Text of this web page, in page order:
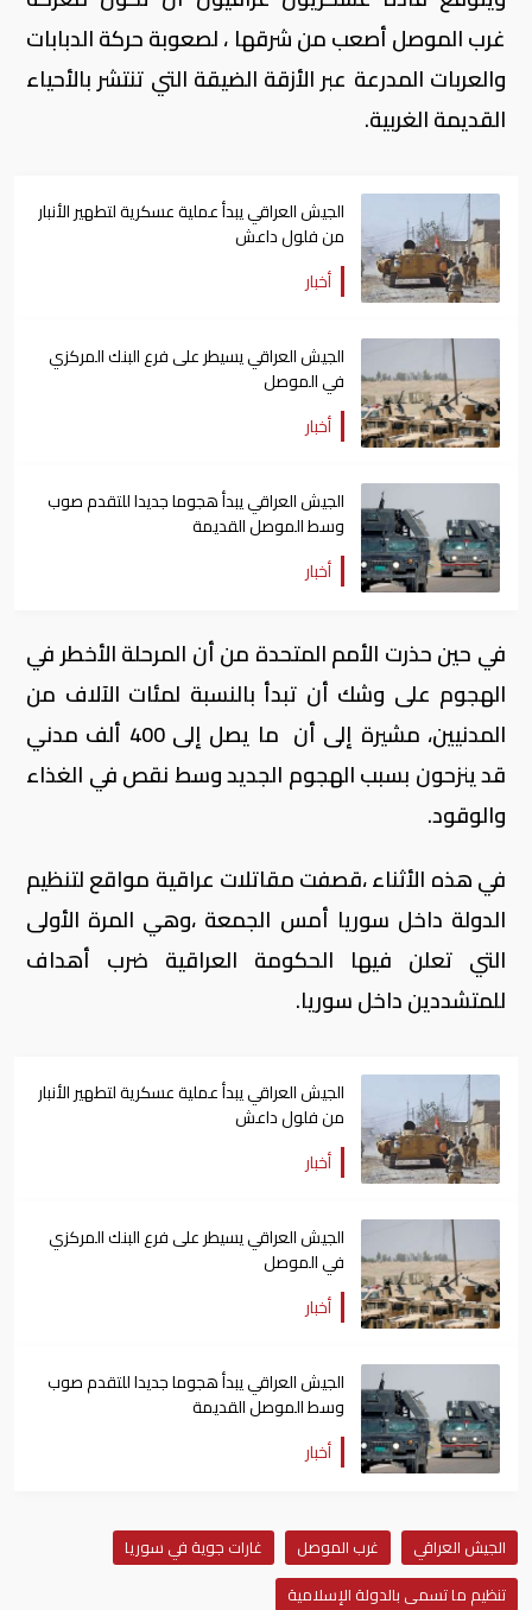
غرب الموصل أصعب من شرقها ، لصعوبة حركة الدبابات
والعربات المدرعة عبر الأزقة الضيقة التي تنتشر بالأحياء
القديمة الغربية.
الجيش العراقي يبدأ عملية عسكرية لتطهير الأنبار
من فلول داعش
أخبار
الجيش العراقي يسيطر على فرع البنك المركزي
في الموصل
أخبار
الجيش العراقي يبدأ هجوما جديدا للتقدم صوب
وسط الموصل القديمة
أخبار
في حين حذرت الأمم المتحدة من أن المرحلة الأخطر في
الهجوم على وشك أن تبدأ بالنسبة لمئات الآلاف من
المدنيين، مشيرة إلى أن ما يصل إلى 400 ألف مدني
قد ينزحون بسبب الهجوم الجديد وسط نقص في الغذاء
والوقود.
في هذه الأثناء ،قصفت مقاتلات عراقية مواقع لتنظيم
الدولة داخل سوريا أمس الجمعة ،وهي المرة الأولى
التي تعلن فيها الحكومة العراقية ضرب أهداف
للمتشددين داخل سوريا.
الجيش العراقي يبدأ عملية عسكرية لتطهير الأنبار
من فلول داعش
أخبار
الجيش العراقي يسيطر على فرع البنك المركزي
في الموصل
أخبار
الجيش العراقي يبدأ هجوما جديدا للتقدم صوب
وسط الموصل القديمة
أخبار
الجيش العراقي غرب الموصل
غارات جوية في سوريا
تنظيم ما تسمى بالدولة الإسلامية